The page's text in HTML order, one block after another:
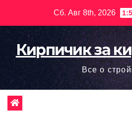
содержимому
Сб. Авг 8th, 2026
Кирпичик за
Все о